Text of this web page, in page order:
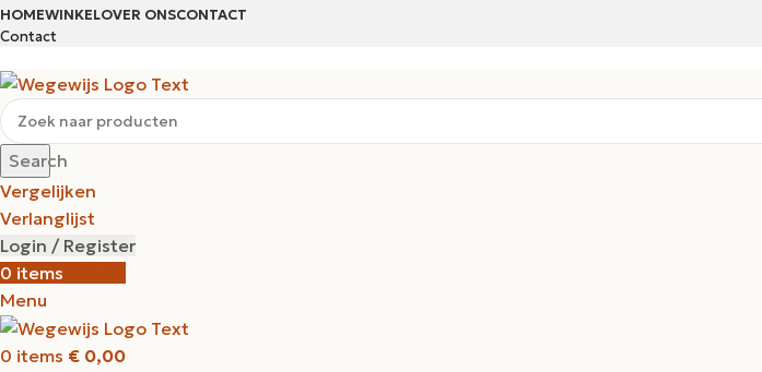
HOMEWINKELOVER ONSCONTACT
Contact
Search
Vergelijken
Verlanglijst
Login / Register
0 items
Menu
0 items € 0,00